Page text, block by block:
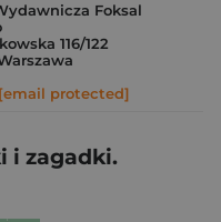
Foksal
116/122
[email protected]
i zagadki.